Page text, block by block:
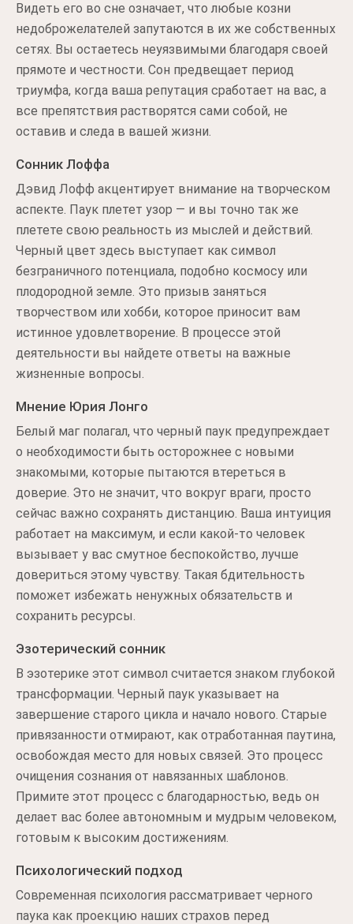
Видеть его во сне означает, что любые козни
недоброжелателей запутаются в их же собственных
сетях. Вы остаетесь неуязвимыми благодаря своей
прямоте и честности. Сон предвещает период
триумфа, когда ваша репутация сработает на вас, а
все препятствия растворятся сами собой, не
оставив и следа в вашей жизни.
Сонник Лоффа
Дэвид Лофф акцентирует внимание на творческом
аспекте. Паук плетет узор — и вы точно так же
плетете свою реальность из мыслей и действий.
Черный цвет здесь выступает как символ
безграничного потенциала, подобно космосу или
плодородной земле. Это призыв заняться
творчеством или хобби, которое приносит вам
истинное удовлетворение. В процессе этой
деятельности вы найдете ответы на важные
жизненные вопросы.
Мнение Юрия Лонго
Белый маг полагал, что черный паук предупреждает
о необходимости быть осторожнее с новыми
знакомыми, которые пытаются втереться в
доверие. Это не значит, что вокруг враги, просто
сейчас важно сохранять дистанцию. Ваша интуиция
работает на максимум, и если какой-то человек
вызывает у вас смутное беспокойство, лучше
довериться этому чувству. Такая бдительность
поможет избежать ненужных обязательств и
сохранить ресурсы.
Эзотерический сонник
В эзотерике этот символ считается знаком глубокой
трансформации. Черный паук указывает на
завершение старого цикла и начало нового. Старые
привязанности отмирают, как отработанная паутина,
освобождая место для новых связей. Это процесс
очищения сознания от навязанных шаблонов.
Примите этот процесс с благодарностью, ведь он
делает вас более автономным и мудрым человеком,
готовым к высоким достижениям.
Психологический подход
Современная психология рассматривает черного
паука как проекцию наших страхов перед